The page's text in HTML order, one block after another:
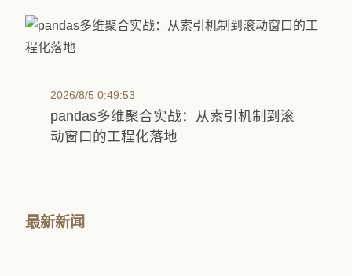
2026/8/5 0:49:53
pandas多维聚合实战：从索引机制到滚
动窗口的工程化落地
最新新闻